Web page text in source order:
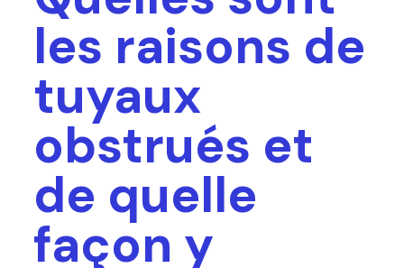
les raisons de
tuyaux
obstrués et
de quelle
façon y